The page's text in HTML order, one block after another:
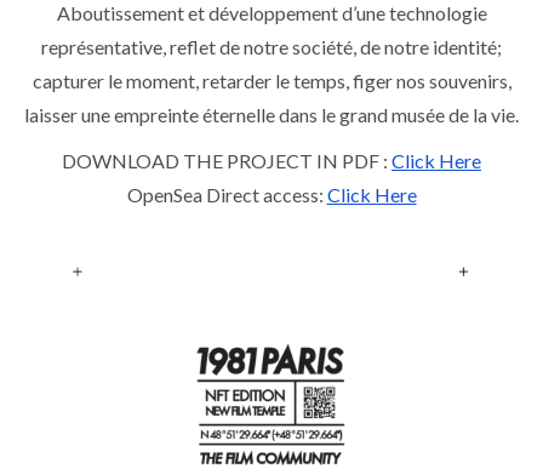
Aboutissement et développement d’une technologie
représentative, reflet de notre société, de notre identité;
capturer le moment, retarder le temps, figer nos souvenirs,
laisser une empreinte éternelle dans le grand musée de la vie.
DOWNLOAD THE PROJECT IN PDF : Click Here
OpenSea Direct access: Click Here